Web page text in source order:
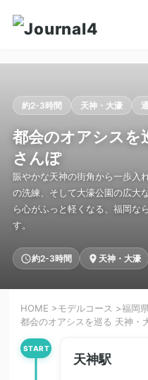
約2-3時間 天神・大濠
都会のオアシスを
さんぽ
賑やかな天神の街角から一歩入
の洗練、そして大濠公園の広大
ら心がふっと軽くなる、福岡な
す。
約2-3時間 天神・大濠
HOME >モデルコース >福岡県
都会のオアシスを巡る 天神・
START
天神駅